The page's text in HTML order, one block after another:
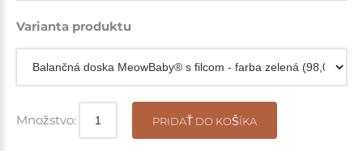
Varianta produktu
Množstvo: PRIDAŤ DO KOŠÍKA